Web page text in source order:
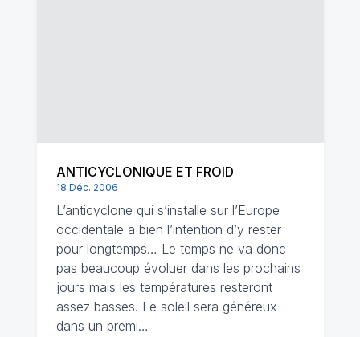
ANTICYCLONIQUE ET FROID
18 Déc. 2006
L’anticyclone qui s’installe sur l’Europe
occidentale a bien l’intention d’y rester
pour longtemps… Le temps ne va donc
pas beaucoup évoluer dans les prochains
jours mais les températures resteront
assez basses. Le soleil sera généreux
dans un premi…